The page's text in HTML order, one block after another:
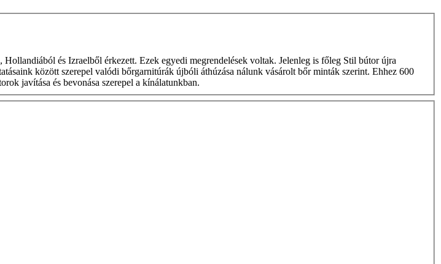
voltak. Jelenleg is főleg Stil bútor újra
között szerepel valódi bőrgarnitúrák újbóli áthúzása nálunk vásárolt bőr minták szerint. Ehhez 600
javítása és bevonása szerepel a kínálatunkban.